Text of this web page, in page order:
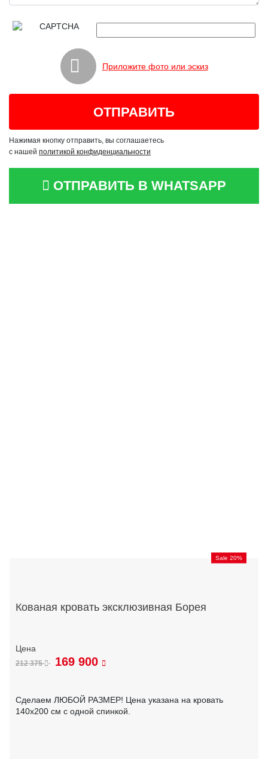
Приложите фото или эскиз
Нажимая кнопку отправить, вы соглашаетесь
с нашей политикой конфиденциальности
ОТПРАВИТЬ В WHATSAPP
Sale 20%
Кованая кровать эксклюзивная Борея
212 375 169 900
Сделаем ЛЮБОЙ РАЗМЕР! Цена указана на кровать
140х200 см с одной спинкой.